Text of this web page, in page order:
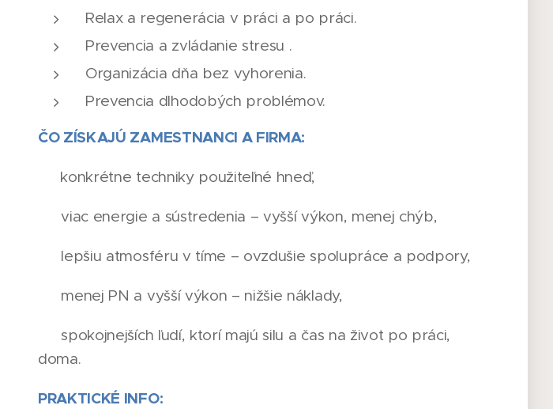
Relax a regenerácia v práci a po práci.
Prevencia a zvládanie stresu .
Organizácia dňa bez vyhorenia.
Prevencia dlhodobých problémov.
ČO ZÍSKAJÚ ZAMESTNANCI A FIRMA:
konkrétne techniky použiteľné hneď,
✅ viac energie a sústredenia – vyšší výkon, menej chýb,
✅ lepšiu atmosféru v tíme – ovzdušie spolupráce a podpory,
✅ menej PN a vyšší výkon – nižšie náklady,
✅ spokojnejších ľudí, ktorí majú silu a čas na život po práci,
doma.
PRAKTICKÉ INFO: